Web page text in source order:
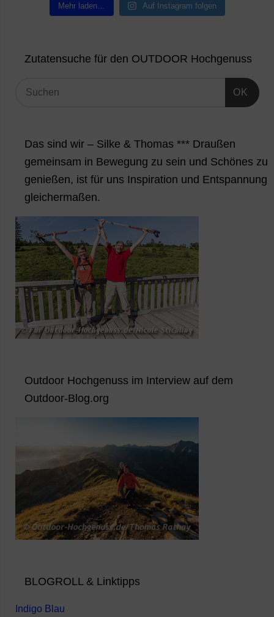
Mehr laden… Auf Instagram folgen
Zutatensuche für den OUTDOOR Hochgenuss
OK
Das sind wir – Silke & Thomas *** Draußen
gemeinsam in Bewegung zu sein und Schönes zu
genießen, ist für uns Inspiration und Entspannung
gleichermaßen.
Outdoor Hochgenuss im Interview auf dem
Outdoor-Blog.org
BLOGROLL & Linktipps
Indigo Blau